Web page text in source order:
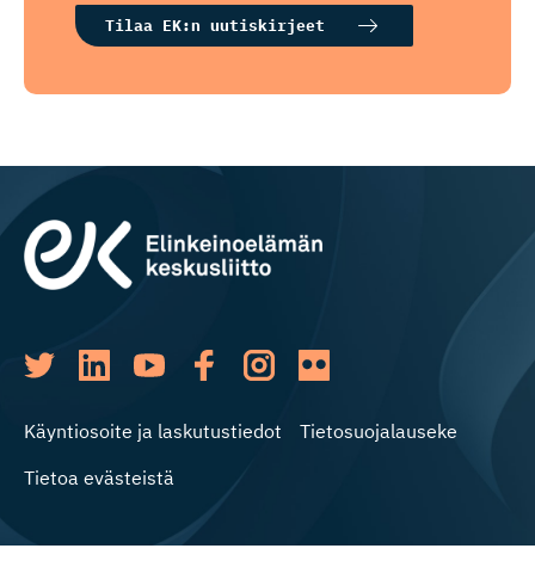
Tilaa EK:n uutiskirjeet
Käyntiosoite ja laskutustiedot
Tietosuojalauseke
Tietoa evästeistä